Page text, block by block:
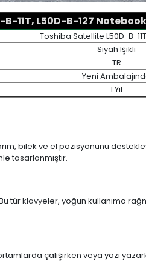
11T, L50D-B-127
Toshiba Satellite L50D-B-
Siyah Işıklı
TR
Yeni
1 Yıl
bilek ve el pozisyonunu
tasarlanmıştır.
tür klavyeler, yoğun kullanıma
çalışırken veya yazı